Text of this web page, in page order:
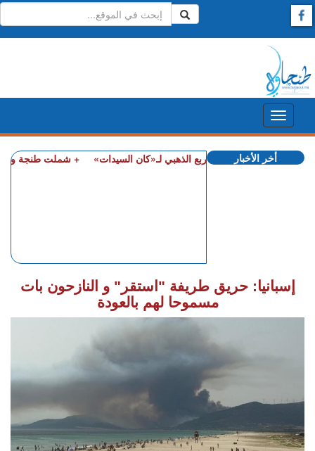
إفريقيا ويبلغ المربع الذهبي لـ«كان السيدات» + شملت طنجة وأصيلة.. أخر الأخبار
إسبانيا: حريق طريفة "استقر" و النازحون بات
مسموحا لهم بالعودة